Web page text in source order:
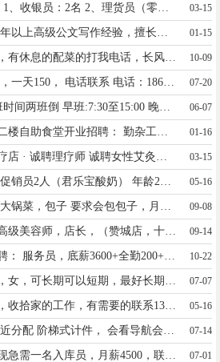
03-15
01-15
明天配菜顶班一天，有休息的配菜的打我电话，长风街，着急13994297673王 10-09
厨房招人 干两天活，一天150， 电话联系 电话：18636105880 地址，杏花岭区新开南巷 07-20
急聘 超市店员 上班时间两班倒 早班:7:30至15:00 晚班:15:00至21:00 公休3天 管吃住 工资3500至4000 有经验者优先 联系电话:李经理13834502724 工作地点:太原市南中环电子路2号舒曼艺术学校 06-07
01-16
03-15
05-16
09-08
招聘美容师学徒，高级美容师，店长，（赞城店，十二院城店）有经验优先13327438203 09-14
太原市万柏林区招聘： 服务员，底薪3600+全勤200+绩效工资+技能工资+加班工资，综合4000-5000，男18-35岁，女18-50岁，热爱餐饮，吃苦耐劳，遵守制度； 霸碗湘菜小炒盖码饭是一家全国连锁1000+的餐饮连锁品牌，月休4天，包吃包住。 ☎如有意者请联系电话:13379246735 10-22
07-07
本人想找一份做饭，收拾家的工作，有需要的联系13303407908 05-16
07-14
07-01